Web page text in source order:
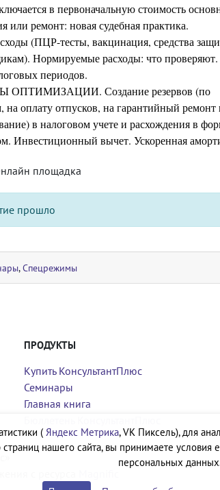
в первоначальную стоимость
или ремонт: новая судебная практика.
(ПЦР-тесты, вакцинация, средства
Нормируемые расходы: что
периодов.
Создание резервов (по
оплату отпусков, на гарантийный ремонт
в налоговом учете и расхождения в
Инвестиционный вычет. Ускоренная
площадка
прошло
,Спецрежимы
ПРОДУКТЫ
Купить КонсультантПлюс
Семинары
Главная книга
( Яндекс Метрика, VK Пиксель), для
нашего сайта, вы принимаете
персональных